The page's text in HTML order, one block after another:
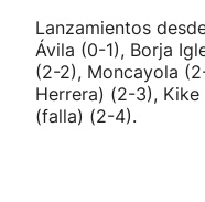
Lanzamientos
Ávila (0-1), Borja
(2-2), Moncayola
Herrera) (2-3),
(falla) (2-4).